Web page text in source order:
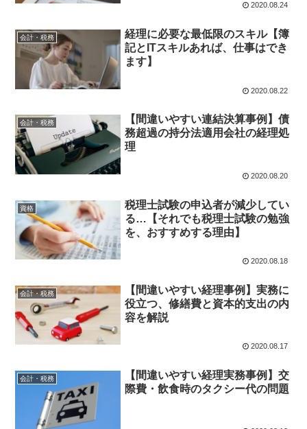
2020.08.24
会計・税務
経理に必要な最低限のスキル【簿
記とITスキルあれば、仕事はでき
ます】
2020.08.22
会計・税務
【間違いやすい連結決算事例】債
務超過の持分法適用会社の経理処
理
2020.08.20
資格
税理士試験の申込者が減少してい
る…【それでも税理士試験の勉強
を、おすすめする理由】
2020.08.18
会計・税務
【間違いやすい経理事例】実務に
役立つ、修繕費と資本的支出の内
容を解説
2020.08.17
会計・税務
【間違いやすい経理実務事例】交
際費・飲食時のタクシー代の問題